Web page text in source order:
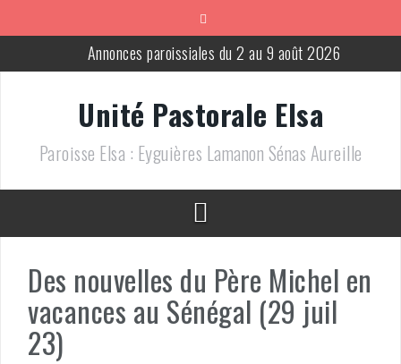
Annonces paroissiales du 2 au 9 août 2026
Annonces paroissiales du 18 au 25 juillet 2026
Messes pour le mois de juillet 2026
Annonces paroissiales du 13 au 21 juin 2026
Annonces paroissiales du 9 au 16 août 2026
Unité Pastorale Elsa
Paroisse Elsa : Eyguières Lamanon Sénas Aureille
Des nouvelles du Père Michel en
vacances au Sénégal (29 juil
23)